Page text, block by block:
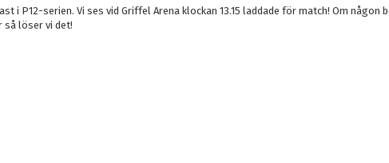
i P12-serien. Vi ses vid Griffel Arena klockan 13.15 laddade för match! Om någon
så löser vi det!